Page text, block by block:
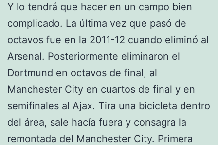
Y lo tendrá que hacer en un campo bien
complicado. La última vez que pasó de
octavos fue en la 2011-12 cuando eliminó al
Arsenal. Posteriormente eliminaron el
Dortmund en octavos de final, al
Manchester City en cuartos de final y en
semifinales al Ajax. Tira una bicicleta dentro
del área, sale hacía fuera y consagra la
remontada del Manchester City. Primera